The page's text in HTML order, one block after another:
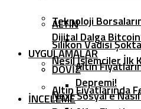
Silikon Vadisi
Nesil İşlemciler İlk
Teknoloji
Dijital Dalga
Altın Fiyatlarında
ALTIN
Altın
Depremi!
DÖVIZ
UYGULAMALAR
Next Sosyal’e
İNCELEME